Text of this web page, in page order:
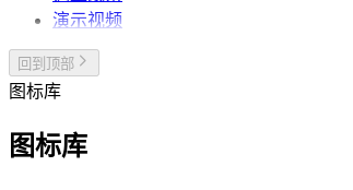
演示视频
回到顶部
图标库
图标库